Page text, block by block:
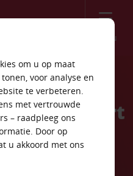
Menu
Airport
om u op maat
voor analyse en
te verbeteren.
met vertrouwde
– raadpleeg ons
Door op
u akkoord met ons